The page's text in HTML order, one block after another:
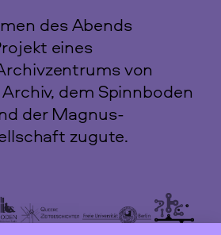
des Abends
eines
von
dem Spinnboden
der Magnus-
zugute.